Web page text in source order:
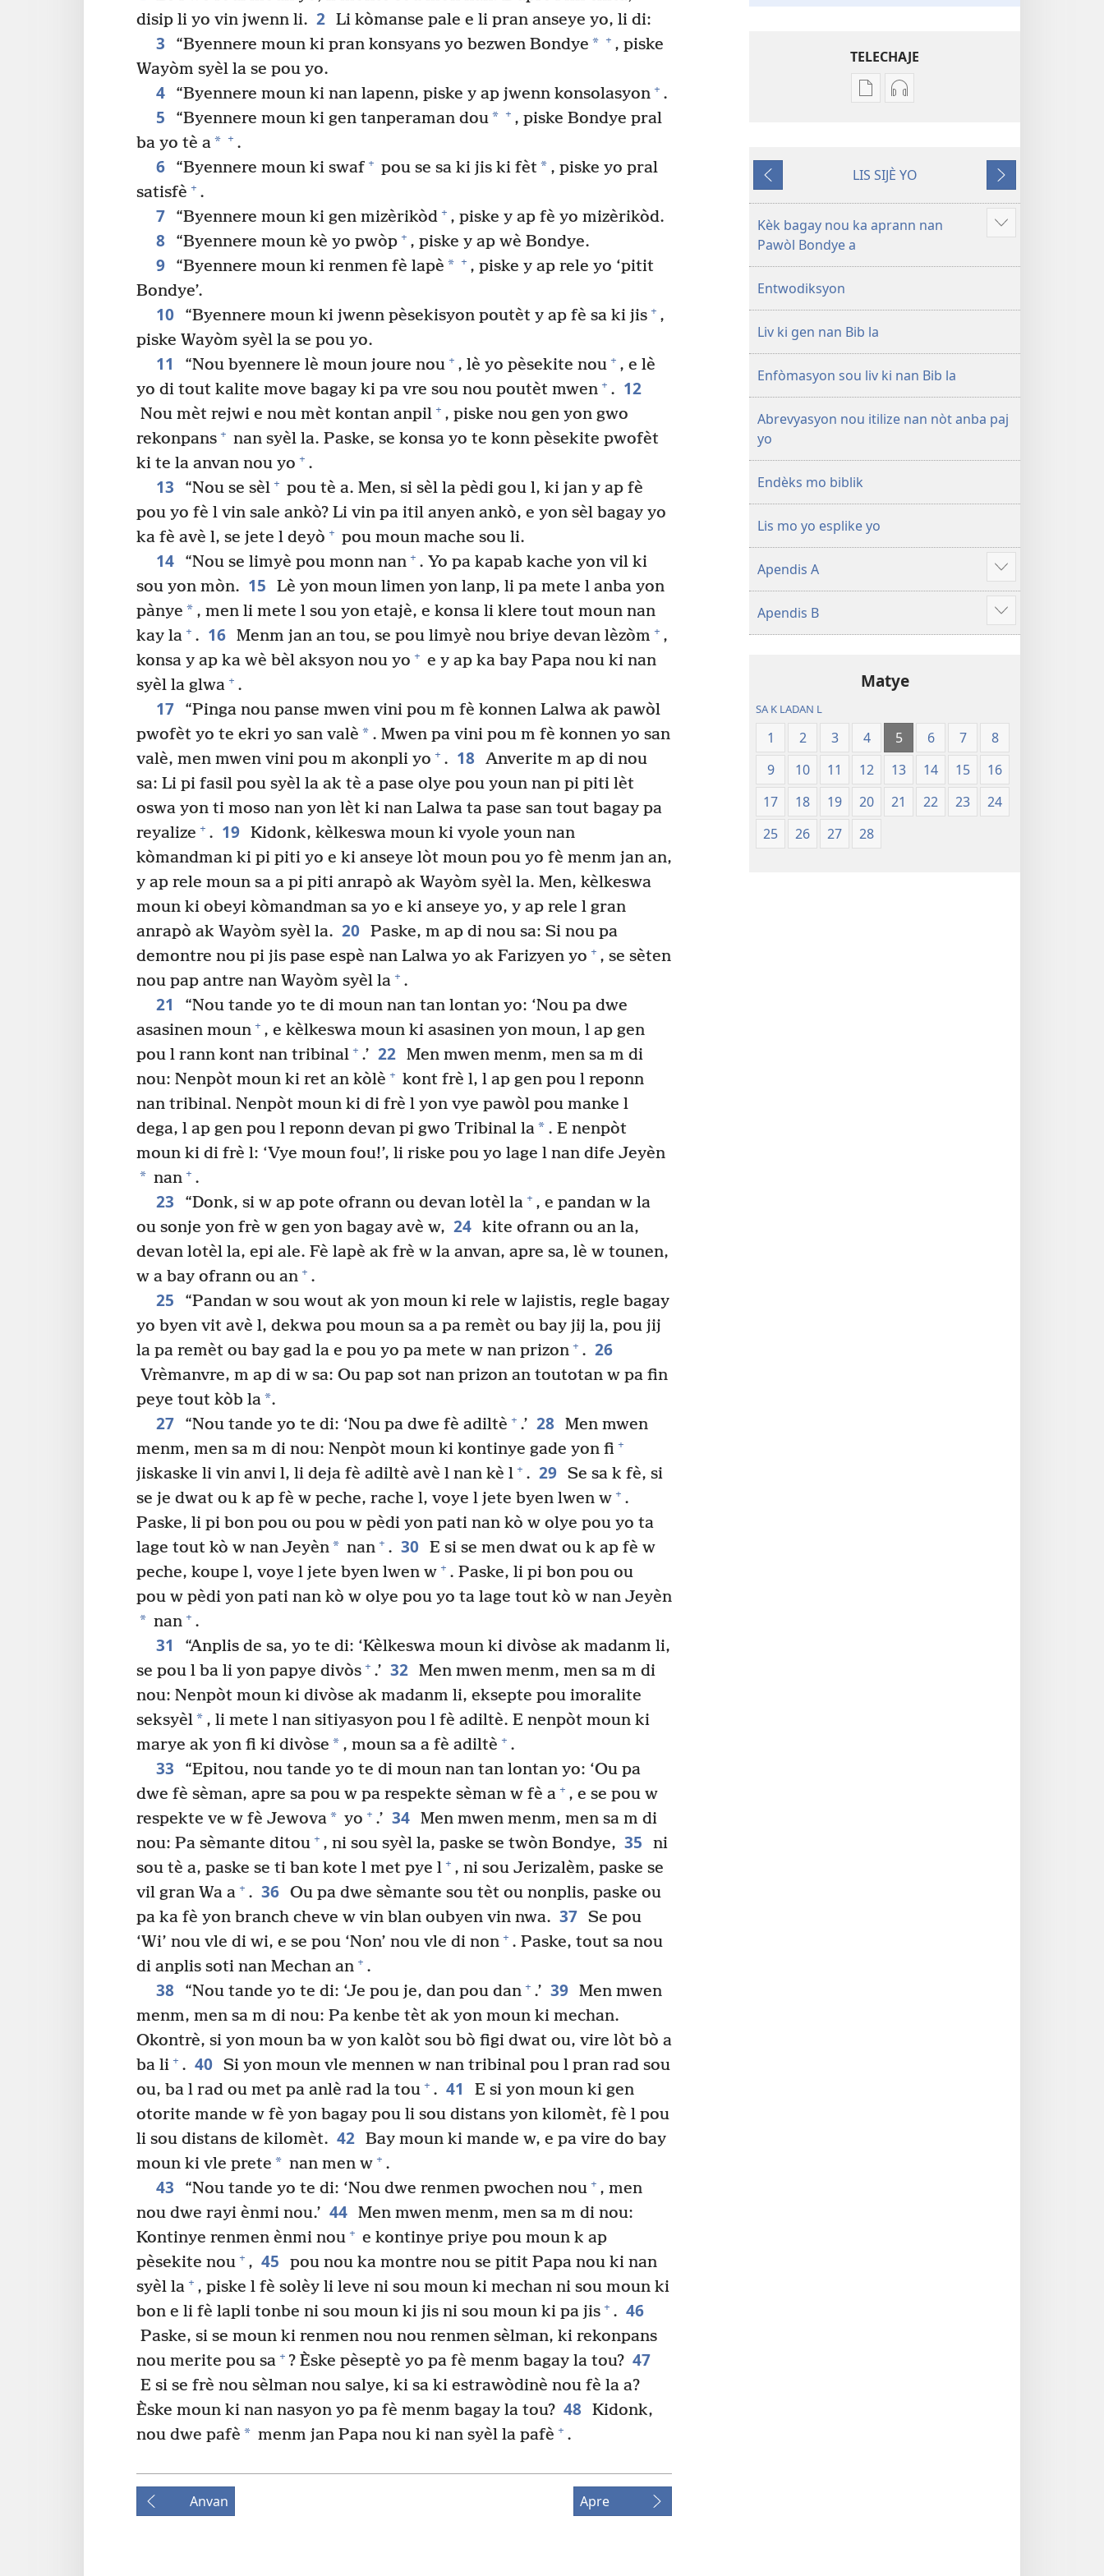
disip li yo vin jwenn li. 2 Li kòmanse pale e li pran anseye yo, li di:
3 “Byennere moun ki pran konsyans yo bezwen Bondye * + , piske
Wayòm syèl la se pou yo.
4 “Byennere moun ki nan lapenn, piske y ap jwenn konsolasyon + .
5 “Byennere moun ki gen tanperaman dou* + , piske Bondye pral
ba yo tè a* + .
6 “Byennere moun ki swaf + pou se sa ki jis ki fèt* , piske yo pral
satisfè + .
7 “Byennere moun ki gen mizèrikòd + , piske y ap fè yo mizèrikòd.
8 “Byennere moun kè yo pwòp + , piske y ap wè Bondye.
9 “Byennere moun ki renmen fè lapè * + , piske y ap rele yo ‘pitit
Bondye’.
10 “Byennere moun ki jwenn pèsekisyon poutèt y ap fè sa ki jis + ,
piske Wayòm syèl la se pou yo.
11 “Nou byennere lè moun joure nou + , lè yo pèsekite nou + , e lè
yo di tout kalite move bagay ki pa vre sou nou poutèt mwen + . 12
Nou mèt rejwi e nou mèt kontan anpil + , piske nou gen yon gwo
rekonpans + nan syèl la. Paske, se konsa yo te konn pèsekite pwofèt
ki te la anvan nou yo + .
13 “Nou se sèl + pou tè a. Men, si sèl la pèdi gou l, ki jan y ap fè
pou yo fè l vin sale ankò? Li vin pa itil anyen ankò, e yon sèl bagay yo
ka fè avè l, se jete l deyò + pou moun mache sou li.
14 “Nou se limyè pou monn nan + . Yo pa kapab kache yon vil ki
sou yon mòn. 15
Lè yon moun limen yon lanp, li pa mete l anba yon
pànye * , men li mete l sou yon etajè, e konsa li klere tout moun nan
kay la + . 16 Menm jan an tou, se pou limyè nou briye devan lèzòm + ,
konsa y ap ka wè bèl aksyon nou yo + e y ap ka bay Papa nou ki nan
syèl la glwa + .
17
“Pinga nou panse mwen vini pou m fè konnen Lalwa ak pawòl
pwofèt yo te ekri yo san valè * . Mwen pa vini pou m fè konnen yo san
valè, men mwen vini pou m akonpli yo + . 18 Anverite m ap di nou
sa: Li pi fasil pou syèl la ak tè a pase olye pou youn nan pi piti lèt
oswa yon ti moso nan yon lèt ki nan Lalwa ta pase san tout bagay pa
reyalize + . 19 Kidonk, kèlkeswa moun ki vyole youn nan
kòmandman ki pi piti yo e ki anseye lòt moun pou yo fè menm jan an,
y ap rele moun sa a pi piti anrapò ak Wayòm syèl la. Men, kèlkeswa
moun ki obeyi kòmandman sa yo e ki anseye yo, y ap rele l gran
anrapò ak Wayòm syèl la. 20 Paske, m ap di nou sa: Si nou pa
demontre nou pi jis pase espè nan Lalwa yo ak Farizyen yo + , se sèten
nou pap antre nan Wayòm syèl la + .
21
“Nou tande yo te di moun nan tan lontan yo: ‘Nou pa dwe
asasinen moun + , e kèlkeswa moun ki asasinen yon moun, l ap gen
pou l rann kont nan tribinal + .’ 22 Men mwen menm, men sa m di
nou: Nenpòt moun ki ret an kòlè + kont frè l, l ap gen pou l reponn
nan tribinal. Nenpòt moun ki di frè l yon vye pawòl pou manke l
dega, l ap gen pou l reponn devan pi gwo Tribinal la* . E nenpòt
moun ki di frè l: ‘Vye moun fou!’, li riske pou yo lage l nan dife Jeyèn
* nan + .
23 “Donk, si w ap pote ofrann ou devan lotèl la + , e pandan w la
ou sonje yon frè w gen yon bagay avè w, 24 kite ofrann ou an la,
devan lotèl la, epi ale. Fè lapè ak frè w la anvan, apre sa, lè w tounen,
w a bay ofrann ou an + .
25
“Pandan w sou wout ak yon moun ki rele w lajistis, regle bagay
yo byen vit avè l, dekwa pou moun sa a pa remèt ou bay jij la, pou jij
la pa remèt ou bay gad la e pou yo pa mete w nan prizon + . 26
Vrèmanvre, m ap di w sa: Ou pap sot nan prizon an toutotan w pa fin
peye tout kòb la*.
27 “Nou tande yo te di: ‘Nou pa dwe fè adiltè + .’ 28 Men mwen
menm, men sa m di nou: Nenpòt moun ki kontinye gade yon fi +
jiskaske li vin anvi l, li deja fè adiltè avè l nan kè l + . 29 Se sa k fè, si
se je dwat ou k ap fè w peche, rache l, voye l jete byen lwen w + .
Paske, li pi bon pou ou pou w pèdi yon pati nan kò w olye pou yo ta
lage tout kò w nan Jeyèn* nan + . 30 E si se men dwat ou k ap fè w
peche, koupe l, voye l jete byen lwen w + . Paske, li pi bon pou ou
pou w pèdi yon pati nan kò w olye pou yo ta lage tout kò w nan Jeyèn
* nan + .
31
“Anplis de sa, yo te di: ‘Kèlkeswa moun ki divòse ak madanm li,
se pou l ba li yon papye divòs + .’ 32 Men mwen menm, men sa m di
nou: Nenpòt moun ki divòse ak madanm li, eksepte pou imoralite
seksyèl* , li mete l nan sitiyasyon pou l fè adiltè. E nenpòt moun ki
marye ak yon fi ki divòse * , moun sa a fè adiltè + .
33
“Epitou, nou tande yo te di moun nan tan lontan yo: ‘Ou pa
dwe fè sèman, apre sa pou w pa respekte sèman w fè a + , e se pou w
respekte ve w fè Jewova* yo + .’ 34 Men mwen menm, men sa m di
nou: Pa sèmante ditou + , ni sou syèl la, paske se twòn Bondye, 35
ni
sou tè a, paske se ti ban kote l met pye l + , ni sou Jerizalèm, paske se
vil gran Wa a + . 36 Ou pa dwe sèmante sou tèt ou nonplis, paske ou
pa ka fè yon branch cheve w vin blan oubyen vin nwa. 37 Se pou
‘Wi’ nou vle di wi, e se pou ‘Non’ nou vle di non + . Paske, tout sa nou
di anplis soti nan Mechan an + .
38 “Nou tande yo te di: ‘Je pou je, dan pou dan + .’ 39 Men mwen
menm, men sa m di nou: Pa kenbe tèt ak yon moun ki mechan.
Okontrè, si yon moun ba w yon kalòt sou bò figi dwat ou, vire lòt bò a
ba li + . 40 Si yon moun vle mennen w nan tribinal pou l pran rad sou
ou, ba l rad ou met pa anlè rad la tou + . 41
E si yon moun ki gen
otorite mande w fè yon bagay pou li sou distans yon kilomèt, fè l pou
li sou distans de kilomèt. 42 Bay moun ki mande w, e pa vire do bay
moun ki vle prete * nan men w + .
43 “Nou tande yo te di: ‘Nou dwe renmen pwochen nou + , men
nou dwe rayi ènmi nou.’ 44 Men mwen menm, men sa m di nou:
Kontinye renmen ènmi nou + e kontinye priye pou moun k ap
pèsekite nou + , 45
pou nou ka montre nou se pitit Papa nou ki nan
syèl la + , piske l fè solèy li leve ni sou moun ki mechan ni sou moun ki
bon e li fè lapli tonbe ni sou moun ki jis ni sou moun ki pa jis + . 46
Paske, si se moun ki renmen nou nou renmen sèlman, ki rekonpans
nou merite pou sa + ? Èske pèseptè yo pa fè menm bagay la tou? 47
E si se frè nou sèlman nou salye, ki sa ki estrawòdinè nou fè la a?
Èske moun ki nan nasyon yo pa fè menm bagay la tou? 48 Kidonk,
nou dwe pafè * menm jan Papa nou ki nan syèl la pafè + .
Anvan Apre
TELECHAJE
Opsyon
sou
ak
Tradiksyon
monn
nouvo
a
Opsyon
anrejistreman
odyo
—
a
Anvan
LIS SIJÈ YO
Apre
Kèk bagay nou ka aprann nan
Pawòl Bondye a
Show
Entwodiksyon
Liv ki gen nan Bib la
Enfòmasyon sou liv ki nan Bib la
Abrevyasyon nou itilize nan nòt anba paj
yo
Endèks mo biblik
Lis mo yo esplike yo
Apendis A
Show
more
Apendis B
Show
more
Matye
SA K LADAN L
1 2 3 4 5 6 7
8
9
10 11 12 13 14 15
16
17
18 19 20 21 22 23
24
25
26 27 28